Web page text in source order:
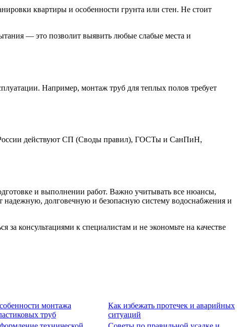
квартиры и особенности грунта или стен. Не стоит
— это позволит выявить любые слабые места и
Например, монтаж труб для теплых полов требует
России действуют СП (Своды правил), ГОСТы и СанПиН,
и выполнении работ. Важно учитывать все нюансы,
надежную, долговечную и безопасную систему водоснабжения и
консультациями к специалистам и не экономьте на качестве
монтажа
труб
Как избежать протечек и аварийных
ситуаций